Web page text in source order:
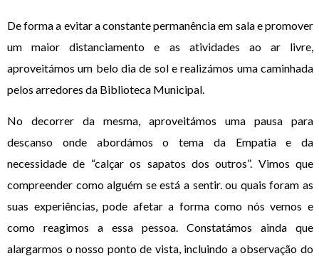
De forma a evitar a constante permanência em sala e promover
um maior distanciamento e as atividades ao ar livre,
aproveitámos um belo dia de sol e realizámos uma caminhada
pelos arredores da Biblioteca Municipal.
No decorrer da mesma, aproveitámos uma pausa para
descanso onde abordámos o tema da Empatia e da
necessidade de “calçar os sapatos dos outros”. Vimos que
compreender como alguém se está a sentir. ou quais foram as
suas experiências, pode afetar a forma como nós vemos e
como reagimos a essa pessoa. Constatámos ainda que
alargarmos o nosso ponto de vista, incluindo a observação do